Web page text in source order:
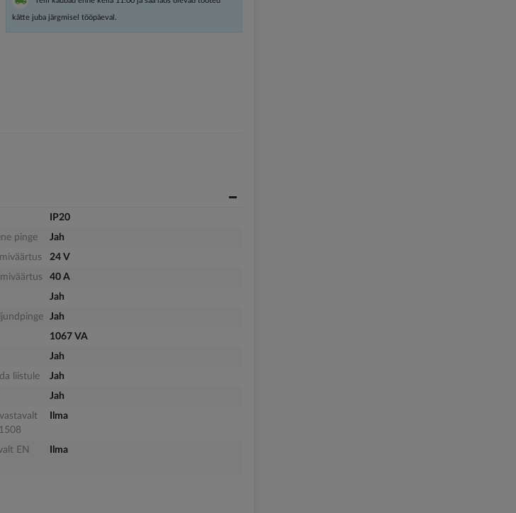
kätte juba järgmisel tööpäeval.
IP20
pinge
Jah
24 V
40 A
Jah
Jah
1067 VA
Jah
liistule
Jah
Jah
Ilma
EN
Ilma